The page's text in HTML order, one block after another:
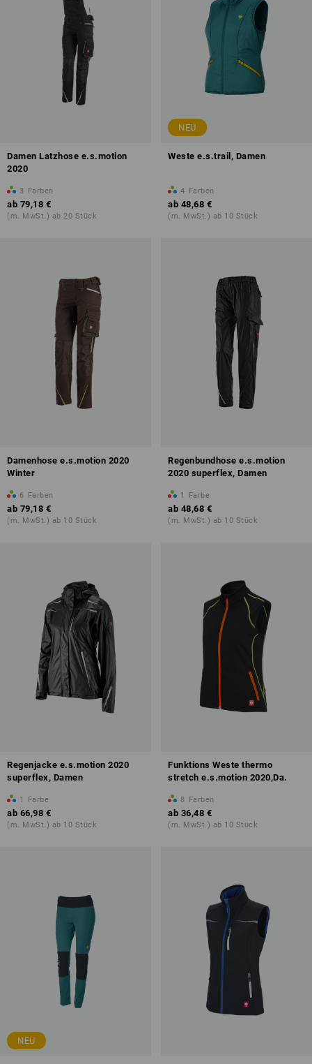
Damen Latzhose e.s.motion
2020
3 Farben
ab 79,18 €
(m. MwSt.) ab 20 Stück
NEU
Weste e.s.trail, Damen
4 Farben
ab 48,68 €
(m. MwSt.) ab 10 Stück
Damenhose e.s.motion 2020
Winter
6 Farben
ab 79,18 €
(m. MwSt.) ab 10 Stück
Regenbundhose e.s.motion
2020 superflex, Damen
1 Farbe
ab 48,68 €
(m. MwSt.) ab 10 Stück
Regenjacke e.s.motion 2020
superflex, Damen
1 Farbe
ab 66,98 €
(m. MwSt.) ab 10 Stück
Funktions Weste thermo
stretch e.s.motion 2020,Da.
8 Farben
ab 36,48 €
(m. MwSt.) ab 10 Stück
NEU